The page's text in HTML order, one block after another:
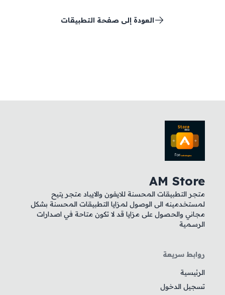
العودة إلى صفحة التطبيقات
AM Store
متجر التطبيقات المحسنة للايفون والايباد متجر يتيح
لمستخدمينه الى الوصول لمزايا التطبيقات المحسنة بشكل
مجاني والحصول على مزايا قد لا تكون متاحة في اصدارات
الرسمية
روابط سريعة
الرئيسية
تسجيل الدخول